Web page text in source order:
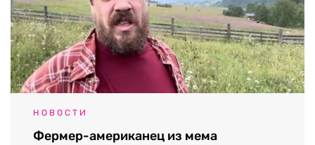
НОВОСТИ
Фермер-американец из мема